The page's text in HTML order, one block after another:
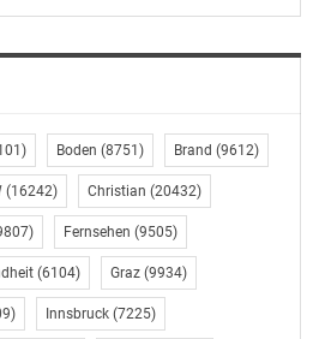
haben wir erlebt, wie schnell
Pop ins Herz geschlossen
Begeisterung sie bei den
sagt Yannik Erhart, CEO von
„Für uns steht an erster Stelle,
haben und schöne
Boden (8751) Brand (9612)
(16242) Christian (20432)
Fernsehen (9505)
(6104) Graz (9934)
Innsbruck (7225)